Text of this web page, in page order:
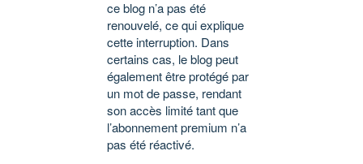
ce blog n’a pas été
renouvelé, ce qui explique
cette interruption. Dans
certains cas, le blog peut
également être protégé par
un mot de passe, rendant
son accès limité tant que
l’abonnement premium n’a
pas été réactivé.